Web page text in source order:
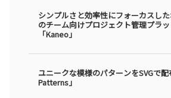
シンプルさと効率性にフォーカスし
のチーム向けプロジェクト管理プラ
「Kaneo」
ユニークな模様のパターンをSVGで
Patterns」